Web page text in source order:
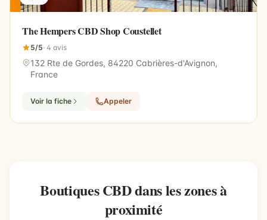
The Hempers CBD Shop Coustellet
5/5· 4 avis
132 Rte de Gordes, 84220 Cabrières-d'Avignon,
France
Voir la fiche Appeler
Boutiques CBD dans les zones à
proximité